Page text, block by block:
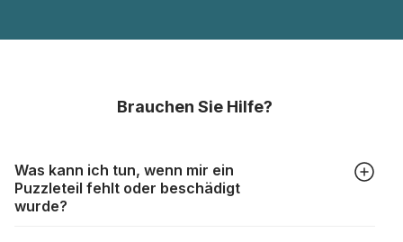
Brauchen Sie Hilfe?
Was kann ich tun, wenn mir ein
Puzzleteil fehlt oder beschädigt
wurde?